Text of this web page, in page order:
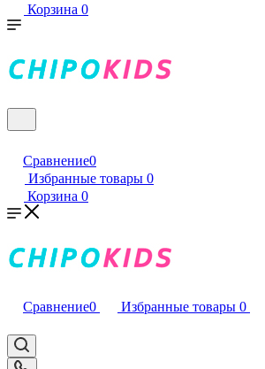
Корзина 0
Сравнение0
Избранные товары 0
Корзина 0
Сравнение0 Избранные товары 0